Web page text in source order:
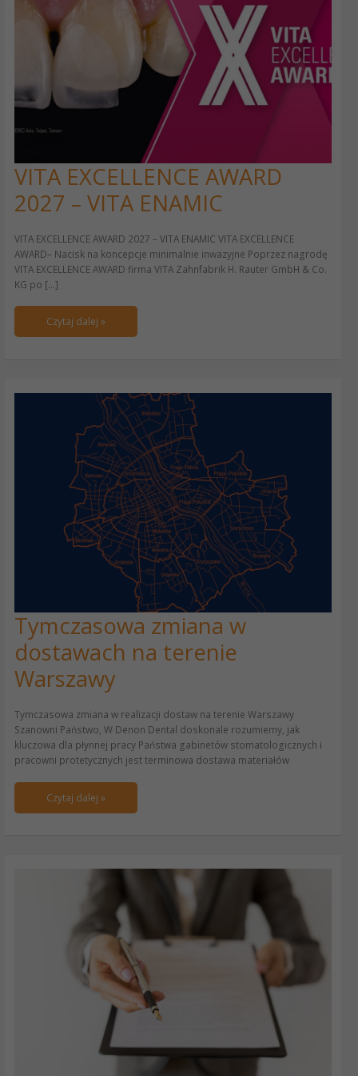
VITA EXCELLENCE AWARD
2027 – VITA ENAMIC
VITA EXCELLENCE AWARD 2027 – VITA ENAMIC VITA EXCELLENCE
AWARD– Nacisk na koncepcje minimalnie inwazyjne Poprzez nagrodę
VITA EXCELLENCE AWARD firma VITA Zahnfabrik H. Rauter GmbH & Co.
KG po […]
VITA
EXCELLENCE
AWARD
2027
VITA
ENAMIC
Czytaj dalej »
Tymczasowa zmiana w
dostawach na terenie
Warszawy
Tymczasowa zmiana w realizacji dostaw na terenie Warszawy
Szanowni Państwo, W Denon Dental doskonale rozumiemy, jak
kluczowa dla płynnej pracy Państwa gabinetów stomatologicznych i
pracowni protetycznych jest terminowa dostawa materiałów
zmiana
w
dostawach
na
Warszawy
Czytaj dalej »